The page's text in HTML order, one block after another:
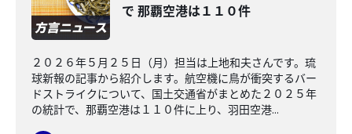
で 那覇空港は１１０件
２０２６年５月２５日（月）担当は上地和夫さんです。琉
球新報の記事から紹介します。航空機に鳥が衝突するバー
ドストライクについて、国土交通省がまとめた２０２５年
の統計で、那覇空港は１１０件に上り、羽田空港...